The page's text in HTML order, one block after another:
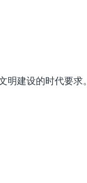
建设的时代要求。